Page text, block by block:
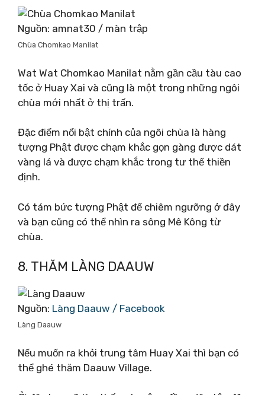
Nguồn: amnat30 / màn trập
Chùa Chomkao Manilat
Wat Wat Chomkao Manilat nằm gần cầu tàu cao
tốc ở Huay Xai và cũng là một trong những ngôi
chùa mới nhất ở thị trấn.
Đặc điểm nổi bật chính của ngôi chùa là hàng
tượng Phật được chạm khắc gọn gàng được dát
vàng lá và được chạm khắc trong tư thế thiền
định.
Có tám bức tượng Phật để chiêm ngưỡng ở đây
và bạn cũng có thể nhìn ra sông Mê Kông từ
chùa.
8. THĂM LÀNG DAAUW
Nguồn: Làng Daauw / Facebook
Làng Daauw
Nếu muốn ra khỏi trung tâm Huay Xai thì bạn có
thể ghé thăm Daauw Village.